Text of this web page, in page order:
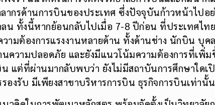
ฟังว่า แนวคิดในการจัดตั้งวิทยาลัยการบินและคมนาค
ลากรด้านการบินของประเทศ ซึ่งปัจจุบันก้าวหน้าไปอย่า
น ทั้งนี้หากย้อนกลับไปเมื่อ 7-8 ปีก่อน ที่ประเทศไทย
ามต้องการแรงงานหลายด้าน ทั้งด้านช่าง นักบิน บุคล
วามปลอดภัย และยังมีแนวโน้มความต้องการที่เพิ่มขึ้
น แต่ที่ผ่านมากลับพบว่า ยังไม่มีสถาบันการศึกษาใดเปิ
องรับ มีเพียงสาขาบริหารการบิน ธุรกิจการบินเท่านั้น